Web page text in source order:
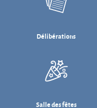
Salle des fêtes
Association Patriotique